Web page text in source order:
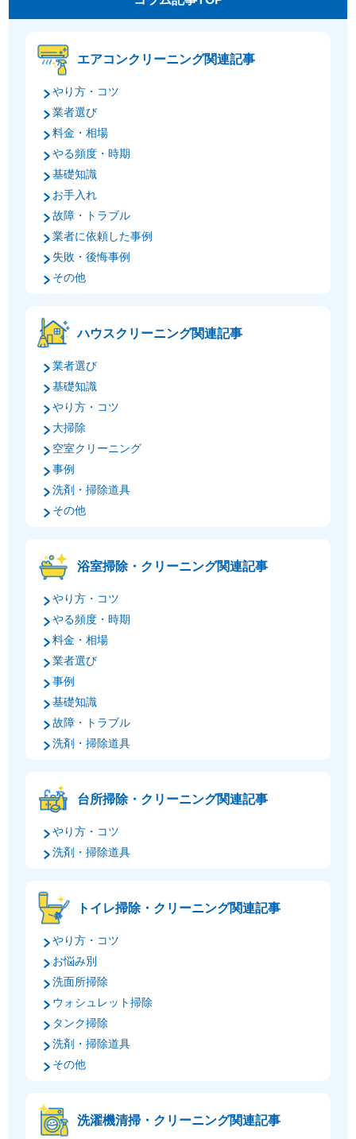
エアコンクリーニング関連記事
やり方・コツ
業者選び
料金・相場
やる頻度・時期
基礎知識
お手入れ
故障・トラブル
業者に依頼した事例
失敗・後悔事例
その他
ハウスクリーニング関連記事
業者選び
基礎知識
やり方・コツ
大掃除
空室クリーニング
事例
洗剤・掃除道具
その他
浴室掃除・クリーニング関連記事
やり方・コツ
やる頻度・時期
料金・相場
業者選び
事例
基礎知識
故障・トラブル
洗剤・掃除道具
台所掃除・クリーニング関連記事
やり方・コツ
洗剤・掃除道具
トイレ掃除・クリーニング関連記事
やり方・コツ
お悩み別
洗面所掃除
ウォシュレット掃除
タンク掃除
洗剤・掃除道具
その他
洗濯機清掃・クリーニング関連記事